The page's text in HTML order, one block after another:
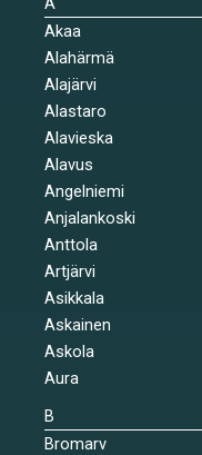
Akaa
Alahärmä
Alajärvi
Alastaro
Alavieska
Alavus
Angelniemi
Anjalankoski
Anttola
Artjärvi
Asikkala
Askainen
Askola
Aura
B
Bromarv